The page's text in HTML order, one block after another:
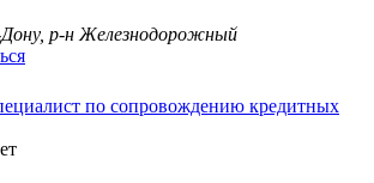
р-н Железнодорожный
по сопровождению кредитных